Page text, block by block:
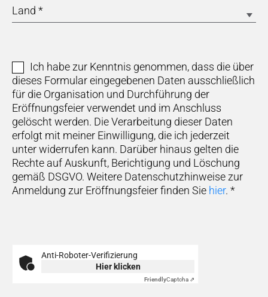
Land *
Ich habe zur Kenntnis genommen, dass die über
dieses Formular eingegebenen Daten ausschließlich
für die Organisation und Durchführung der
Eröffnungsfeier verwendet und im Anschluss
gelöscht werden. Die Verarbeitung dieser Daten
erfolgt mit meiner Einwilligung, die ich jederzeit
unterwiderrufen kann. Darüber hinaus gelten die
Rechte auf Auskunft, Berichtigung und Löschung
gemäß DSGVO. Weitere Datenschutzhinweise zur
Anmeldung zur Eröffnungsfeier finden Sie hier. *
Anti-Roboter-Verifizierung
Hier klicken
FriendlyCaptcha ⇗